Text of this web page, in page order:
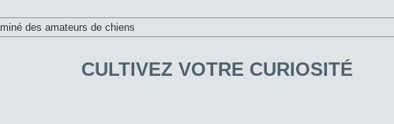
CULTIVEZ VOTRE CURIOSITÉ